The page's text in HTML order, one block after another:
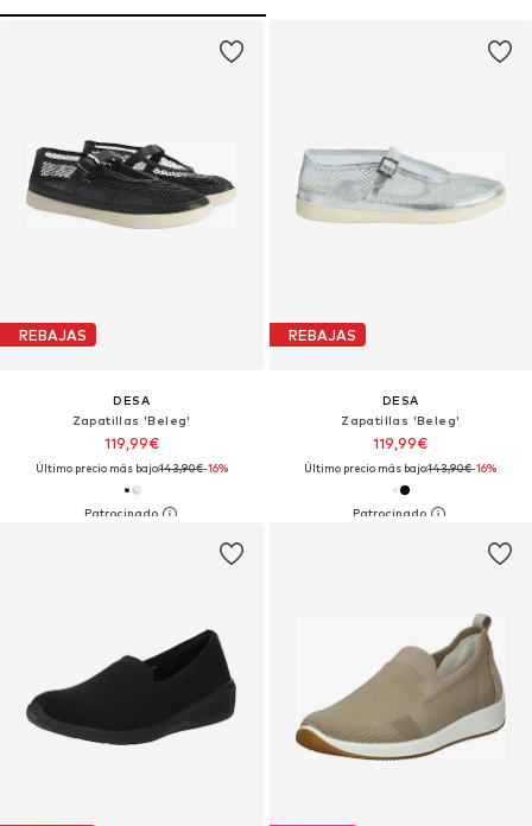
REBAJAS
DESA
Zapatillas 'Beleg'
119,99€
Último precio más bajo:143,90€-16%
REBAJAS
DESA
Zapatillas 'Beleg'
119,99€
Último precio más bajo:143,90€-16%